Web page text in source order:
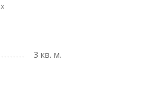
3 кв. м.